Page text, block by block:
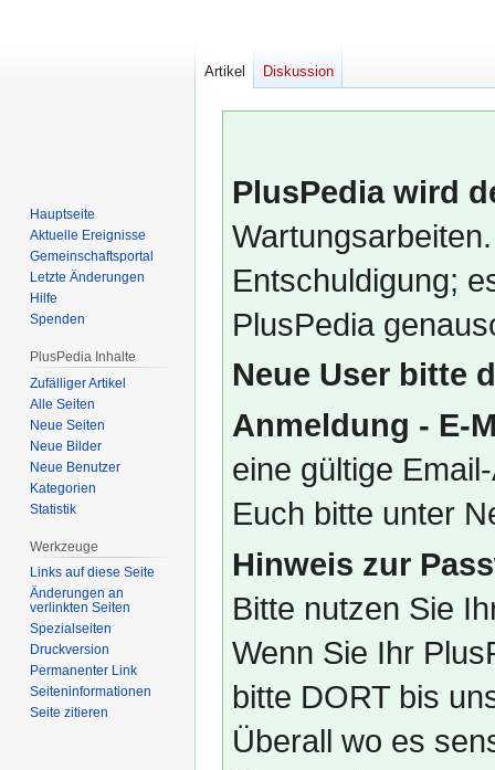
PlusPedia wird
Entschuldigung;
PlusPedia
Neue User bitte
Anmeldung - E-
eine gültige
Euch bitte unter
Hinweis zur
Bitte nutzen Sie
Wenn Sie Ihr
bitte DORT bis
Überall wo es
Artikel Diskussion
Hauptseite
Aktuelle Ereignisse
Gemeinschafts­portal
Letzte Änderungen
Hilfe
Spenden
PlusPedia Inhalte
Zufälliger Artikel
Alle Seiten
Neue Seiten
Neue Bilder
Neue Benutzer
Kategorien
Statistik
Werkzeuge
Links auf diese Seite
Änderungen an
verlinkten Seiten
Spezialseiten
Druckversion
Permanenter Link
Seiten­­informationen
Seite zitieren